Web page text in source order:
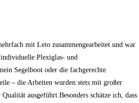
mit Leto zusammengearbeitet und war
Plexiglas- und
Segelboot oder die fachgerechte
– die Arbeiten wurden stets mit großer
ausgeführt.Besonders schätze ich, dass